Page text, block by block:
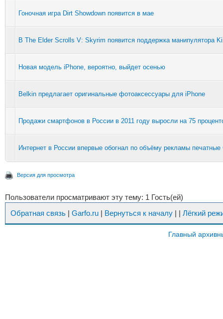
Гоночная игра Dirt Showdown появится в мае
В The Elder Scrolls V: Skyrim появится поддержка манипулятора
Новая модель iPhone, вероятно, выйдет осенью
Belkin предлагает оригинальные фотоаксессуары для iPhone
Продажи смартфонов в России в 2011 году выросли на 75
Интернет в России впервые обогнал по объёму рекламы
Версия для просмотра
Пользователи просматривают эту тему: 1 Гость(ей)
Обратная связь | Garfo.ru | Вернуться к началу | | Лёгкий
Главный